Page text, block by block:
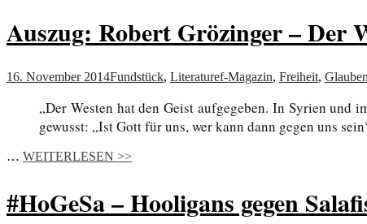
Auszug: Robert Grözinger – Der
16. November 2014Fundstück, Literaturef-Magazin, Freiheit, Glauben
„Der Westen hat den Geist aufgegeben. In Syrien und
gewusst: „Ist Gott für uns, wer kann dann gegen uns
… WEITERLESEN >>
#HoGeSa – Hooligans gegen